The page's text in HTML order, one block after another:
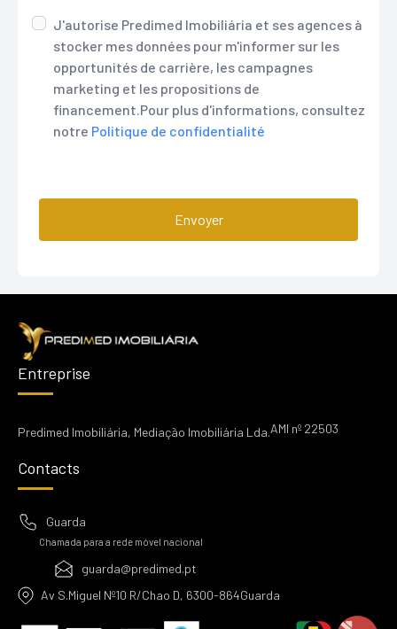
J'autorise Predimed Imobiliária et ses agences à
stocker mes données pour m'informer sur les
opportunités de carrière, les campagnes
marketing et les propositions de
financement.Pour plus d'informations, consultez
notre Politique de confidentialité
Envoyer
Entreprise
Predimed Imobiliária, Mediação Imobiliária Lda.AMI nº 22503
Contacts
Guarda
Chamada para a rede móvel nacional
guarda@predimed.pt
Av S.Miguel Nº10 R/Chao D, 6300-864Guarda